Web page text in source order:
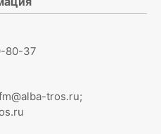
80-37
tros.ru;